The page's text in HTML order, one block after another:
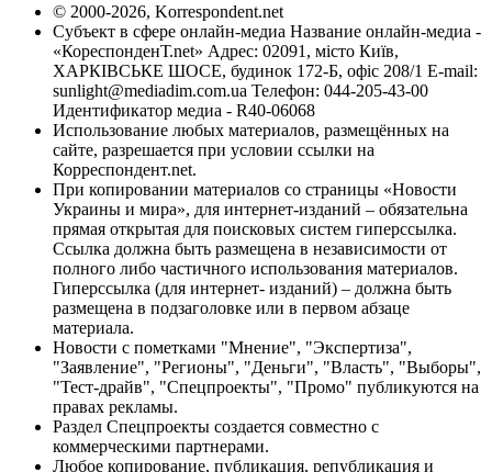
© 2000-2026, Korrespondent.net
Субъект в сфере онлайн-медиа Название онлайн-медиа -
«КореспонденТ.net» Адрес: 02091, місто Київ,
ХАРКІВСЬКЕ ШОСЕ, будинок 172-Б, офіс 208/1 E-mail:
sunlight@mediadim.com.ua Телефон: 044-205-43-00
Идентификатор медиа - R40-06068
Использование любых материалов, размещённых на
сайте, разрешается при условии ссылки на
Корреспондент.net.
При копировании материалов со страницы «Новости
Украины и мира», для интернет-изданий – обязательна
прямая открытая для поисковых систем гиперссылка.
Ссылка должна быть размещена в независимости от
полного либо частичного использования материалов.
Гиперссылка (для интернет- изданий) – должна быть
размещена в подзаголовке или в первом абзаце
материала.
Новости с пометками "Мнение", "Экспертиза",
"Заявление", "Регионы", "Деньги", "Власть", "Выборы",
"Тест-драйв", "Спецпроекты", "Промо" публикуются на
правах рекламы.
Раздел Спецпроекты создается совместно с
коммерческими партнерами.
Любое копирование, публикация, републикация и